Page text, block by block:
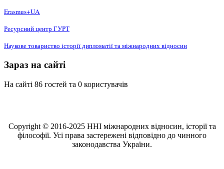
Erasmus+UA
Ресурсний центр ГУРТ
Наукове товариство історії дипломатії та міжнародних відносин
Зараз на сайті
На сайті 86 гостей та 0 користувачів
Copyright © 2016-2025 ННІ міжнародних відносин, історії та
філософії. Усі права застережені відповідно до чинного
законодавства України.